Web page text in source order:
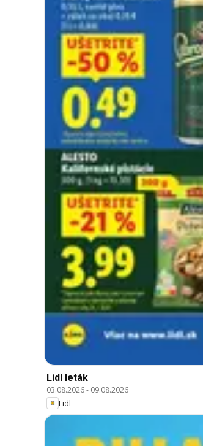
Lidl leták
03.08.2026- 09.08.2026
Lidl